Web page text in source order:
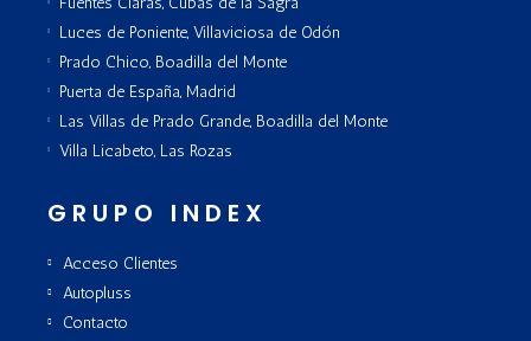
Luces de Poniente, Villaviciosa de Odón
Prado Chico, Boadilla del Monte
Puerta de España, Madrid
Las Villas de Prado Grande, Boadilla del Monte
Villa Licabeto, Las Rozas
GRUPO INDEX
Acceso Clientes
Autopluss
Contacto